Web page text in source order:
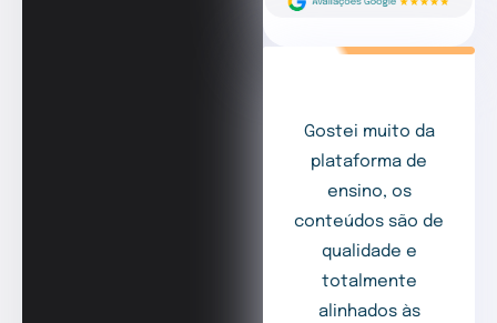
Gostei muito da
plataforma de
ensino, os
conteúdos são de
qualidade e
totalmente
alinhados às